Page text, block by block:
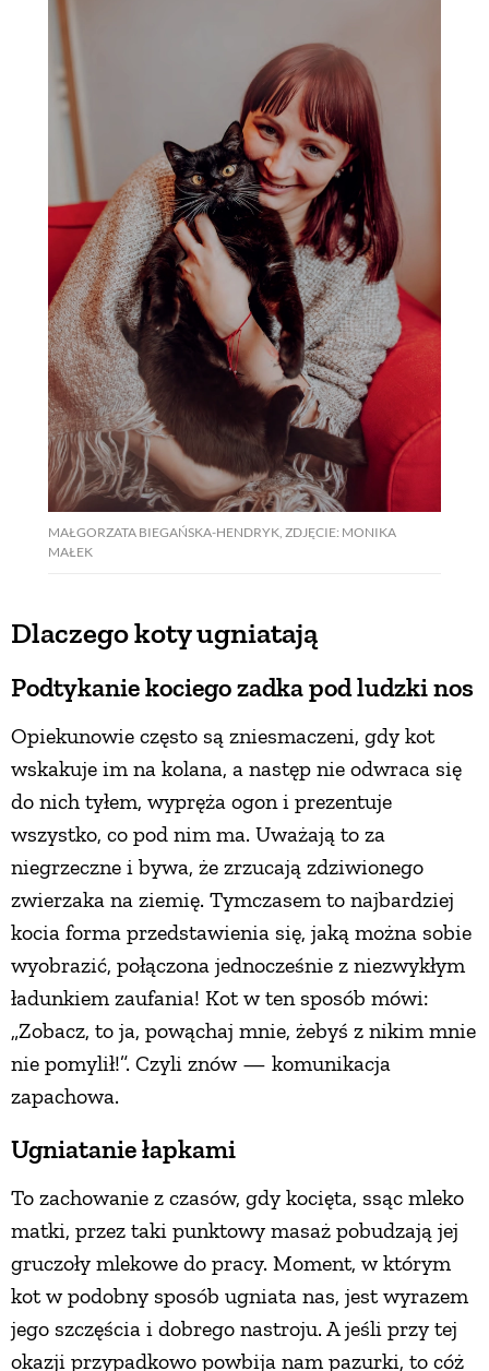
MAŁGORZATA BIEGAŃSKA-HENDRYK, ZDJĘCIE: MONIKA
MAŁEK
Dlaczego koty ugniatają
Podtykanie kociego zadka pod ludzki nos
Opiekunowie często są zniesmaczeni, gdy kot
wskakuje im na kolana, a następ­ nie odwraca się
do nich tyłem, wypręża ogon i prezentuje
wszystko, co pod nim ma. Uważają to za
niegrzeczne i bywa, że zrzucają zdziwionego
zwierzaka na zie­mię. Tymczasem to najbardziej
kocia forma przedstawienia się, jaką można sobie
wy­obrazić, połączona jednocześnie z niezwy­kłym
ładunkiem zaufania! Kot w ten sposób mówi:
„Zobacz, to ja, powąchaj mnie, żebyś z nikim mnie
nie pomylił!”. Czyli znów — ko­munikacja
zapachowa.
Ugniatanie łapkami
To zachowanie z czasów, gdy kocięta, ssąc mleko
matki, przez taki punktowy masaż pobudzają jej
gruczoły mlekowe do pracy. Moment, w którym
kot w podobny sposób ugniata nas, jest wyrazem
jego szczęścia i dobrego nastroju. A jeśli przy tej
okazji przypadkowo powbija nam pazurki, to cóż